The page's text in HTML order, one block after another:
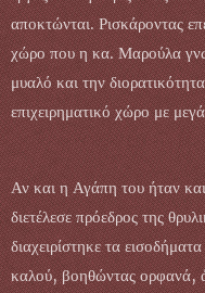
αποκτώνται. Ρισκάροντας
χώρο που η κα. Μαρούλα
μυαλό και την
επιχειρηματικό χώρο με
Αν και η Αγάπη του ήταν
διετέλεσε πρόεδρος της
διαχειρίστηκε τα
καλού, βοηθώντας ορφανά,